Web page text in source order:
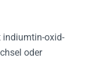
oxid-
oder